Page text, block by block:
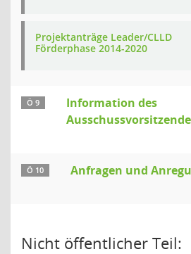
Projektanträge Leader/CLLD
Förderphase 2014-2020
Ö 9
Information des
Ö 10 Anfragen und
Nicht öffentlicher Teil: